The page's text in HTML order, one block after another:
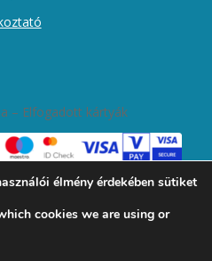
– Elfogadott kártyák
wobbolt -
élmény érdekében sütiket
cookies we are using or